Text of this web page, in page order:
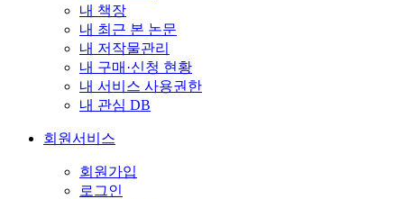
내 책장
내 최근 본 논문
내 저작물관리
내 구매·신청 현황
내 서비스 사용권한
내 관심 DB
회원서비스
회원가입
로그인